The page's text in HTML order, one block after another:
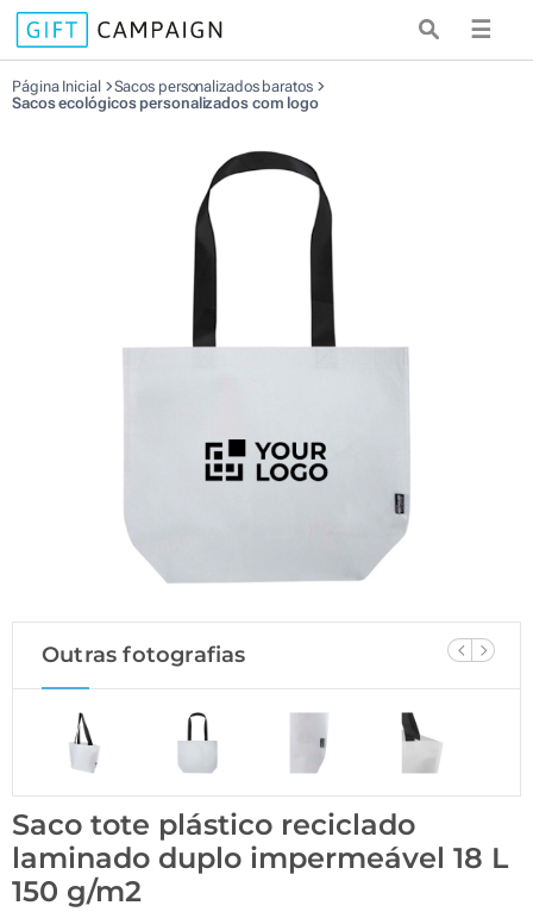
☰
Página Inicial
Sacos personalizados baratos
Sacos ecológicos personalizados com logo
Outras fotografias
Saco tote plástico reciclado
laminado duplo impermeável 18 L
150 g/m2